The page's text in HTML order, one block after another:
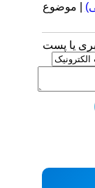
| موضوع
یا پست